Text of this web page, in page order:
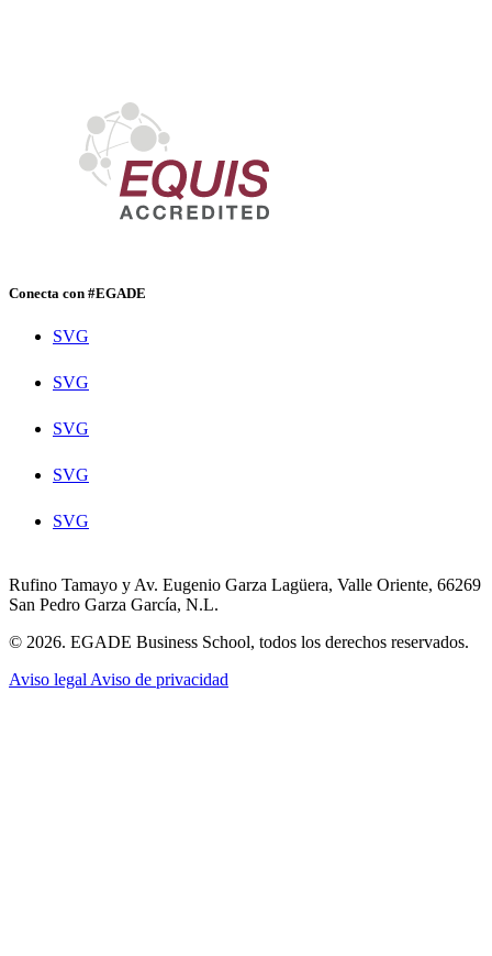
Conecta con #EGADE
SVG
SVG
SVG
SVG
SVG
Rufino Tamayo y Av. Eugenio Garza Lagüera, Valle Oriente, 66269
San Pedro Garza García, N.L.
© 2026. EGADE Business School, todos los derechos reservados.
Aviso legal Aviso de privacidad